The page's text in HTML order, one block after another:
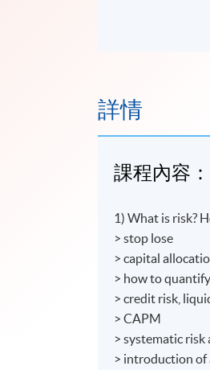
詳情
課程內容：
1) What is risk?
> stop lose
> capital
> how to
> credit risk,
> CAPM
> systematic
> introduction of